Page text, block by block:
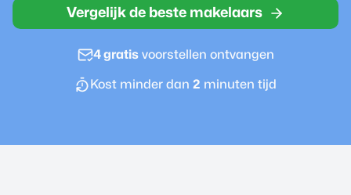
Vergelijk de beste makelaars
4 gratisvoorstellen ontvangen
Kost minder dan 2 minuten tijd